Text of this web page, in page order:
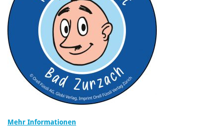
Mehr Informationen